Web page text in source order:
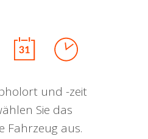
und -zeit
Sie das
Fahrzeug aus.